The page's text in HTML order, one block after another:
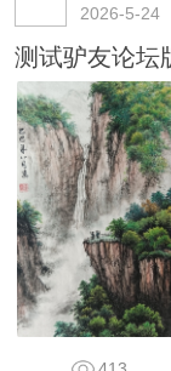
2026-5-24
测试驴友论坛